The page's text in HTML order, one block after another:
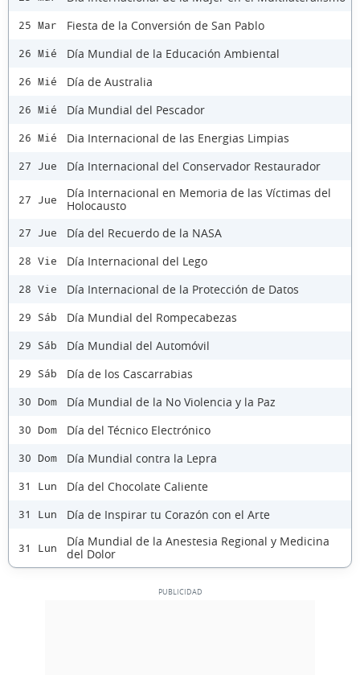
25 Mar Fiesta de la Conversión de San Pablo
26 Mié Día Mundial de la Educación Ambiental
26 Mié Día de Australia
26 Mié Día Mundial del Pescador
26 Mié Dia Internacional de las Energias Limpias
27 Jue Día Internacional del Conservador Restaurador
27 Jue
Día Internacional en Memoria de las Víctimas del
Holocausto
27 Jue Día del Recuerdo de la NASA
28 Vie Día Internacional del Lego
28 Vie Día Internacional de la Protección de Datos
29 Sáb Día Mundial del Rompecabezas
29 Sáb Día Mundial del Automóvil
29 Sáb Día de los Cascarrabias
30 Dom Día Mundial de la No Violencia y la Paz
30 Dom Día del Técnico Electrónico
30 Dom Día Mundial contra la Lepra
31 Lun Día del Chocolate Caliente
31 Lun Día de Inspirar tu Corazón con el Arte
31 Lun
Día Mundial de la Anestesia Regional y Medicina
del Dolor